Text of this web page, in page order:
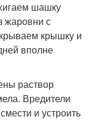
шашку
жаровни с
крышку и
вполне
раствор
Вредители
и устроить